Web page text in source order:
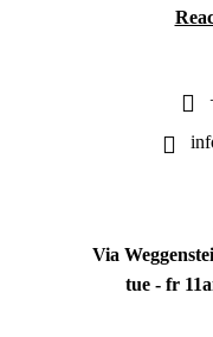
Via
tue - fr